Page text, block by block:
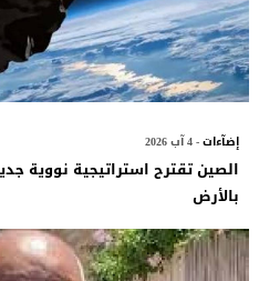
إضآءات- 4 آب 2026
الصين تقترح استراتيجية نووية
بالأرض